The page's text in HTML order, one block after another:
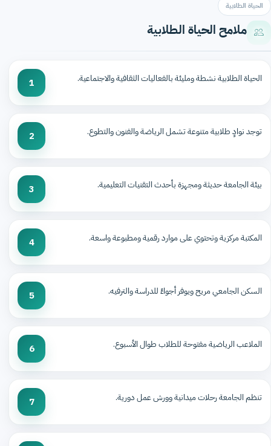
الحياة الطلابية
ملامح الحياة الطلابية
الحياة الطلابية نشطة ومليئة بالفعاليات الثقافية والاجتماعية. 1
توجد نوادٍ طلابية متنوعة تشمل الرياضة والفنون والتطوع. 2
بيئة الجامعة حديثة ومجهزة بأحدث التقنيات التعليمية. 3
المكتبة مركزية وتحتوي على موارد رقمية ومطبوعة واسعة. 4
السكن الجامعي مريح ويوفر أجواءً للدراسة والترفيه. 5
الملاعب الرياضية مفتوحة للطلاب طوال الأسبوع. 6
تنظم الجامعة رحلات ميدانية وورش عمل دورية. 7